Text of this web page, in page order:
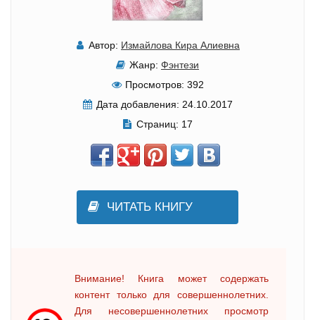
Автор: Измайлова Кира Алиевна
Жанр: Фэнтези
Просмотров: 392
Дата добавления: 24.10.2017
Страниц: 17
ЧИТАТЬ КНИГУ
Внимание! Книга может содержать
контент только для совершеннолетних.
Для несовершеннолетних просмотр